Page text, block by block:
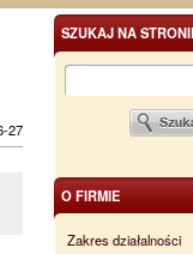
SZUKAJ NA
O FIRMIE
Zakres działalności
27